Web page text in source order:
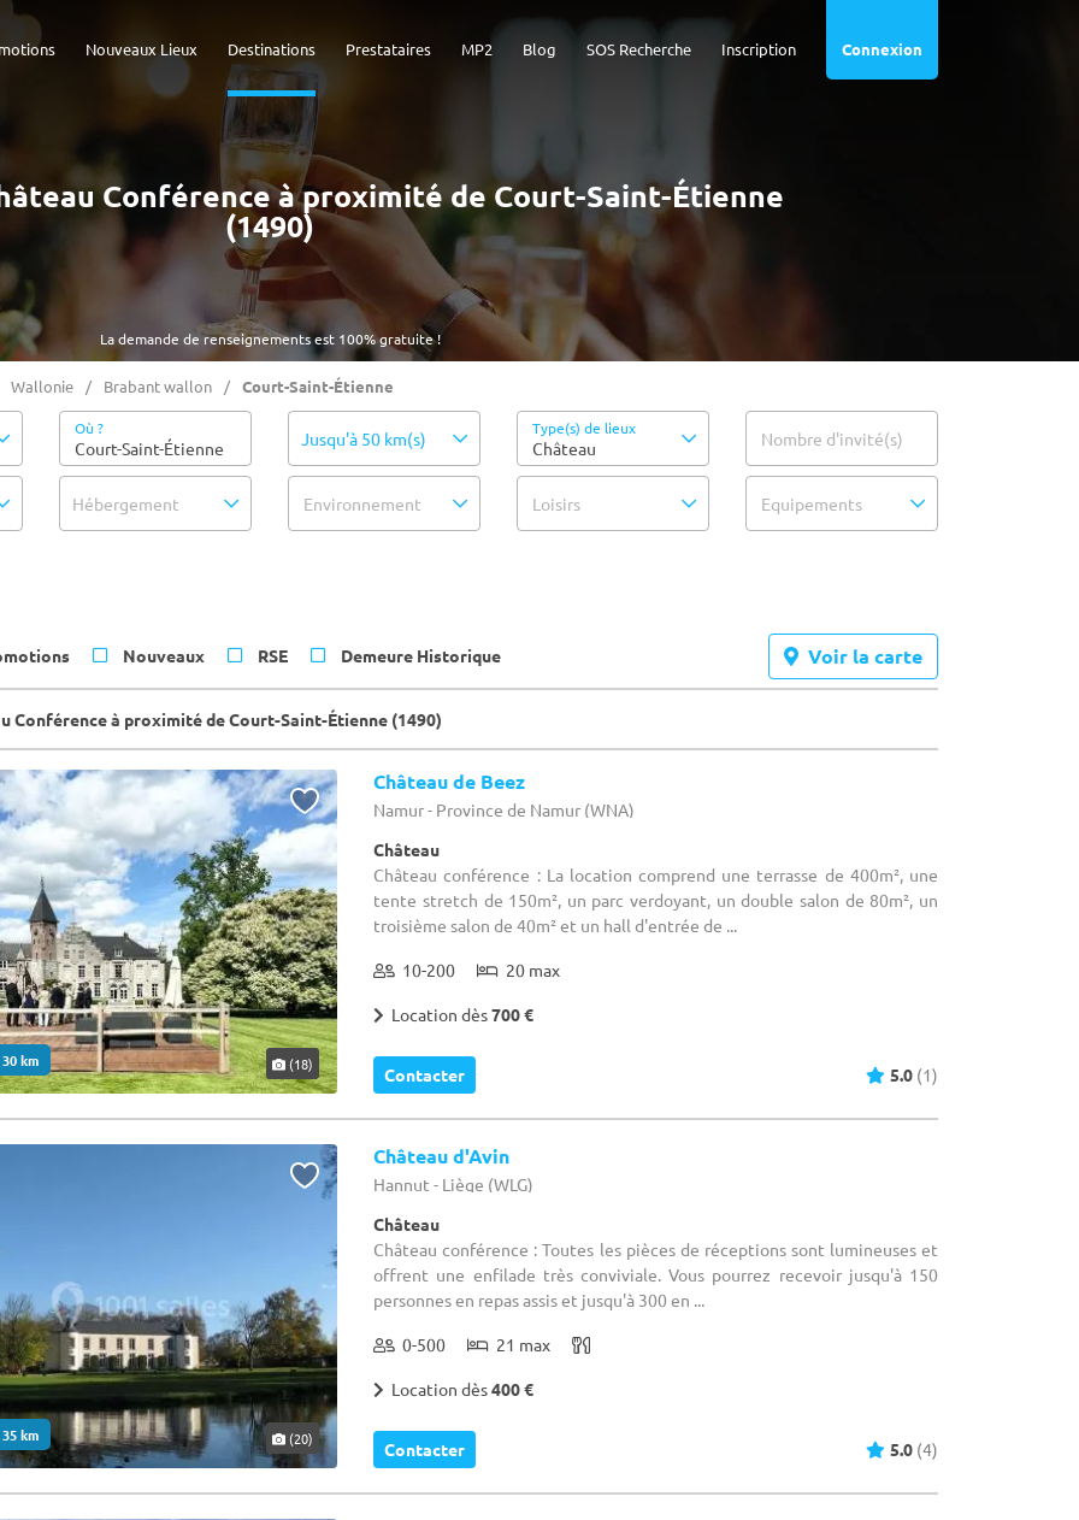
Connexion
Inscription
SOS Recherche
Blog
MP2
Prestataires
Destinations
Nouveaux Lieux
La demande de renseignements est 100% gratuite !
Conférence à proximité de Court-Saint-Étienne
(1490)
Wallonie Brabant wallon Court-Saint-Étienne
Où ? Jusqu'à 50 km(s) Type(s) de lieux
Château Nombre d'invité(s)
Hébergement Environnement Loisirs Equipements
Nouveaux RSE Demeure Historique Voir la carte
Conférence à proximité de Court-Saint-Étienne (1490)
km (18)
Château de Beez
Namur - Province de Namur (WNA)
Château
Château conférence : La location comprend une terrasse de 400m², une
tente stretch de 150m², un parc verdoyant, un double salon de 80m², un
troisième salon de 40m² et un hall d'entrée de ...
10-200 20 max
Location dès700 €
Contacter 5.0 (1)
km (20)
Château d'Avin
Hannut - Liège (WLG)
Château
Château conférence : Toutes les pièces de réceptions sont lumineuses et
offrent une enfilade très conviviale. Vous pourrez recevoir jusqu'à 150
personnes en repas assis et jusqu'à 300 en ...
0-500 21 max
Location dès400 €
Contacter 5.0 (4)